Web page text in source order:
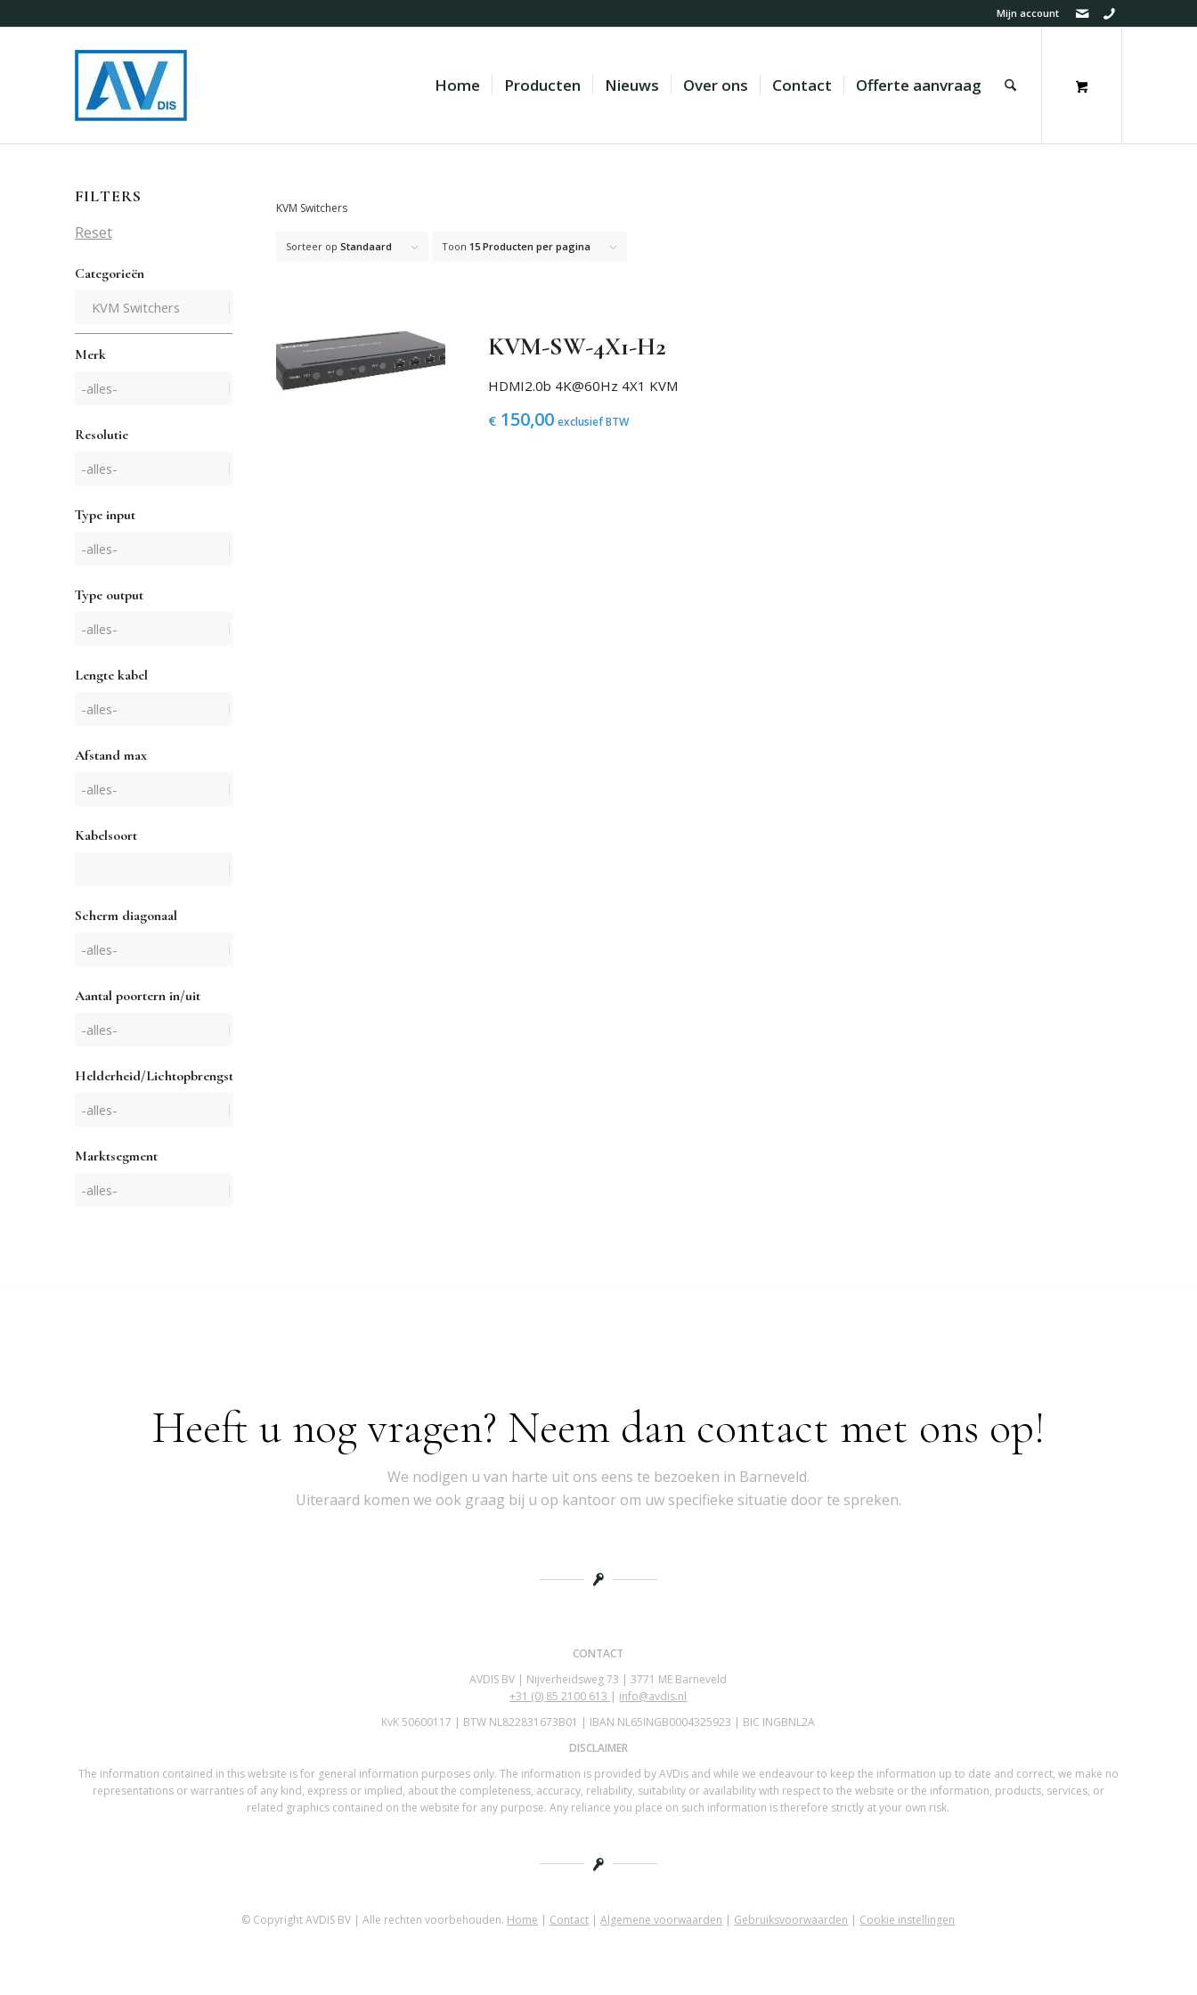
Mijn account
Home Producten Nieuws Over ons Contact Offerte aanvraag
KVM Switchers
Sorteer opStandaard Toon 15 Producten per pagina
KVM-SW-4X1-H2
HDMI2.0b 4K@60Hz 4X1 KVM
€150,00 exclusief BTW
FILTERS
Reset
Categorieën
Merk
Resolutie
Type input
Type output
Lengte kabel
Afstand max
Kabelsoort
Scherm diagonaal
Aantal poortern in/uit
Helderheid/Lichtopbrengst
Marktsegment
Heeft u nog vragen? Neem dan contact met ons op!
We nodigen u van harte uit ons eens te bezoeken in Barneveld.
Uiteraard komen we ook graag bij u op kantoor om uw specifieke situatie door te spreken.
CONTACT
AVDIS BV | Nijverheidsweg 73 | 3771 ME Barneveld
+31 (0) 85 2100 613 | info@avdis.nl
KvK 50600117 | BTW NL822831673B01 | IBAN NL65INGB0004325923 | BIC INGBNL2A
DISCLAIMER
The information contained in this website is for general information purposes only. The information is provided by AVDis and while we endeavour to keep the information up to date and correct, we make no
representations or warranties of any kind, express or implied, about the completeness, accuracy, reliability, suitability or availability with respect to the website or the information, products, services, or
related graphics contained on the website for any purpose. Any reliance you place on such information is therefore strictly at your own risk.
© Copyright AVDIS BV | Alle rechten voorbehouden. Home | Contact |Algemene voorwaarden | Gebruiksvoorwaarden | Cookie instellingen